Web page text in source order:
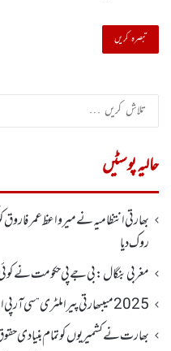
حالیہ پوسٹیں
بھارتی انتظامیہ نے میر واعظ عمر
روک دیا
مغربی بنگال: بی جے پی حکومت نے
2025 میںبھارتی پیرا ملٹری ”سی آر پی ایف“ کے 59 اہلکاروں نے خودکشی کی
بھارت نے کشمیریوں کو تمام بنیادی